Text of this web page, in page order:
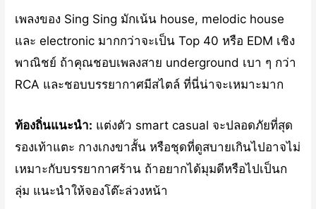
เพลงของ Sing Sing มักเน้น house, melodic house
และ electronic มากกว่าจะเป็น Top 40 หรือ EDM เชิง
พาณิชย์ ถ้าคุณชอบเพลงสาย underground เบา ๆ กว่า
RCA และชอบบรรยากาศมีสไตล์ ที่นี่น่าจะเหมาะมาก
ท้องถิ่นแนะนำ: แต่งตัว smart casual จะปลอดภัยที่สุด
รองเท้าแตะ กางเกงขาสั้น หรือชุดที่ดูสบายเกินไปอาจไม่
เหมาะกับบรรยากาศร้าน ถ้าอยากได้มุมดีหรือไปเป็นก
ลุ่ม แนะนำให้จองโต๊ะล่วงหน้า